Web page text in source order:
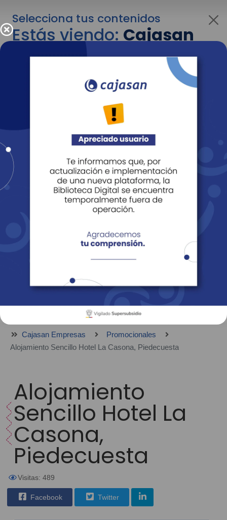
Selecciona tus contenidos
Estás viendo:Cajasan
para empresas
Para cambiar al contenido de tu interés más
adelante recuerda utilizar el menú
Entendido
Revista Fácil Vivir
Sedes Directorio Servicios En Línea
Cajasan Empresas
Promocionales
Alojamiento Sencillo Hotel La Casona, Piedecuesta
Alojamiento
Sencillo Hotel La
Casona,
Piedecuesta
Visitas: 489
Facebook Twitter